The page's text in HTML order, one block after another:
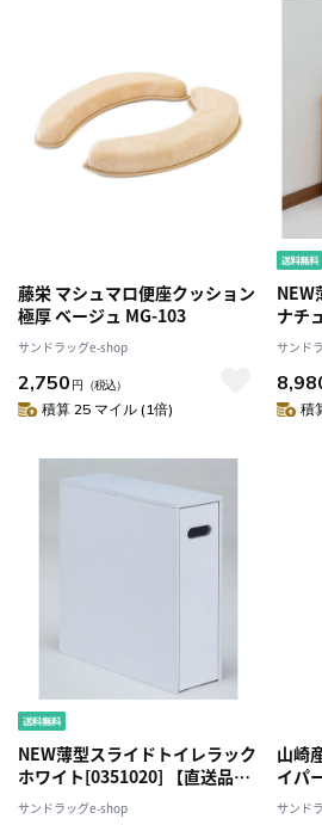
藤栄 マシュマロ便座クッション
極厚 ベージュ MG-103
サンドラッグe-shop
2,750 円 （税込）
積算 25 マイル (1倍)
NEW
ナチ
品】
と同
サンド
積
NEW薄型スライドトイレラック
ホワイト[0351020] 【直送品】
返品・キャンセル・他商品と同
サンドラッグe-shop
山崎
イパ
サンド